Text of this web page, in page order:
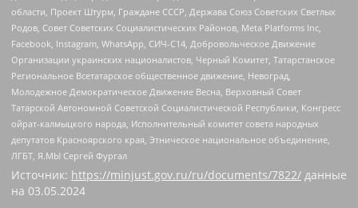
области, Проект Штурм, Граждане СССР, Держава Союз Советских Светлых
Родов, Совет Советских Социалистических Районов, Meta Platforms Inc,
Facebook, Instagram, WhatsApp, СИЧ-С14, Добровольческое Движение
Организации украинских националистов, Черный Комитет, Татарстанское
Региональное Всетатарское общественное движение, Невоград,
Молодежное Демократическое Движение Весна, Верховный Совет
Татарской Автономной Советской Социалистической Республики, Конгресс
ойрат-калмыцкого народа, Исполнительный комитет совета народных
депутатов Красноярского края, Этническое национальное объединение,
ЛГБТ, Я.МЫ Сергей Фургал
Источник: https://minjust.gov.ru/ru/documents/7822/ данные
на 03.05.2024